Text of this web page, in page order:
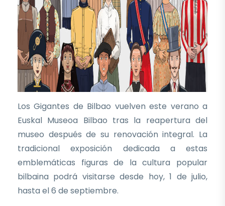
Los Gigantes de Bilbao vuelven este verano a
Euskal Museoa Bilbao tras la reapertura del
museo después de su renovación integral. La
tradicional exposición dedicada a estas
emblemáticas figuras de la cultura popular
bilbaina podrá visitarse desde hoy, 1 de julio,
hasta el 6 de septiembre.